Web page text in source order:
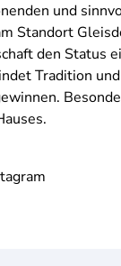
und
Standort
den Status
Tradition